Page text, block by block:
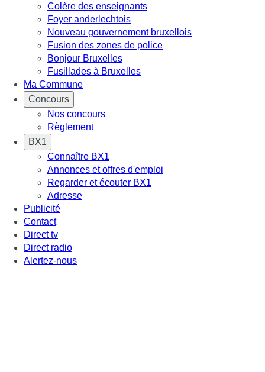
Colère des enseignants
Foyer anderlechtois
Nouveau gouvernement bruxellois
Fusion des zones de police
Bonjour Bruxelles
Fusillades à Bruxelles
Ma Commune
Concours
Nos concours
Règlement
BX1
Connaître BX1
Annonces et offres d'emploi
Regarder et écouter BX1
Adresse
Publicité
Contact
Direct tv
Direct radio
Alertez-nous